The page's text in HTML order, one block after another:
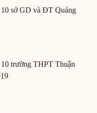
sở GD và ĐT Quảng
trường THPT Thuận